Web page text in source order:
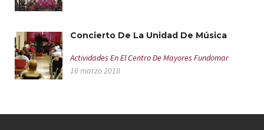
Concierto De La Unidad De Música
Actividades En El Centro De Mayores Fundomar
16 marzo 2018